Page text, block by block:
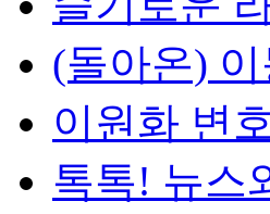
(돌아온)
이원화 변
톡톡! 뉴스